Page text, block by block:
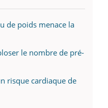
de poids menace la
le nombre de pré-
risque cardiaque de